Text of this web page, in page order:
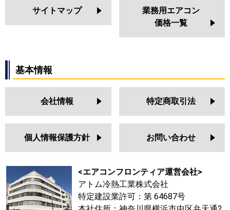
サイトマップ
業務用エアコン
価格一覧
基本情報
会社情報 特定商取引法
個人情報保護方針 お問い合わせ
<エアコンフロンティア運営会社>
アトム冷熱工業株式会社
特定建設業許可：第 64687号